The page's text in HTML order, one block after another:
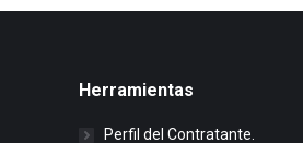
Herramientas
Perfil del Contratante.